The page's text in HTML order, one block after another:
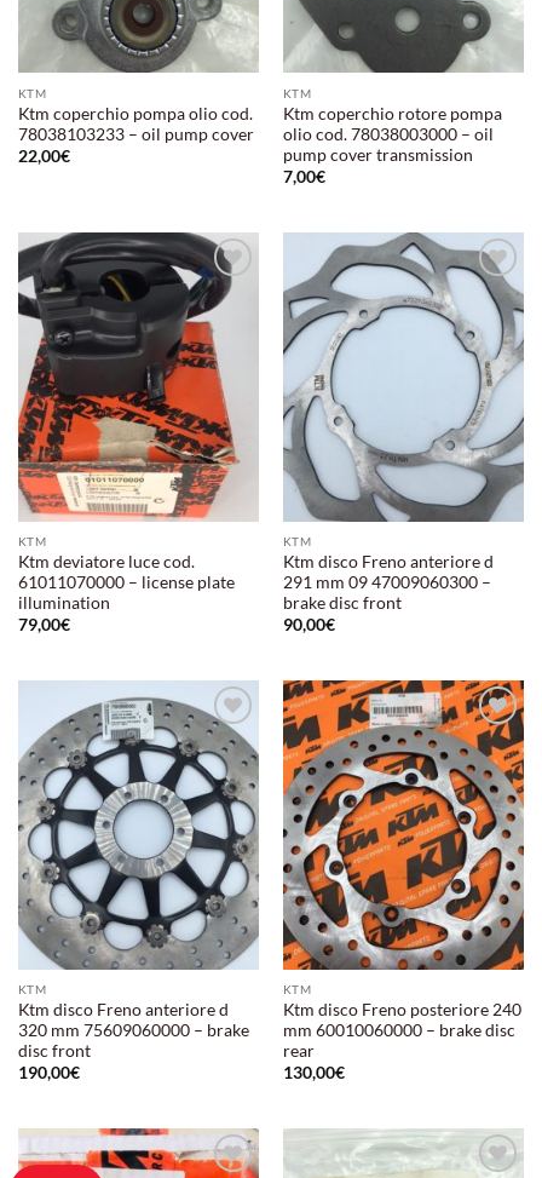
KTM
Ktm coperchio pompa olio cod.
78038103233 – oil pump cover
22,00€
KTM
Ktm coperchio rotore pompa
olio cod. 78038003000 – oil
pump cover transmission
7,00€
Aggiungi
alla lista
dei
desideri
KTM
Ktm deviatore luce cod.
61011070000 – license plate
illumination
79,00€
Aggiungi
alla lista
dei
desideri
KTM
Ktm disco Freno anteriore d
291 mm 09 47009060300 –
brake disc front
90,00€
Aggiungi
alla lista
dei
desideri
KTM
Ktm disco Freno anteriore d
320 mm 75609060000 – brake
disc front
190,00€
Aggiungi
alla lista
dei
desideri
KTM
Ktm disco Freno posteriore 240
mm 60010060000 – brake disc
rear
130,00€